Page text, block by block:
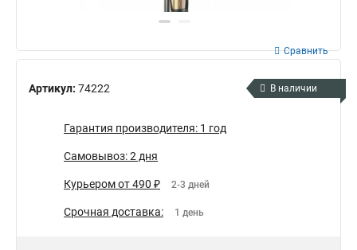
Артикул: 74222
Сравнить
В наличии
Гарантия производителя: 1 год
Самовывоз: 2 дня
Курьером от 490 ₽ 2-3 дней
Срочная доставка: 1 день